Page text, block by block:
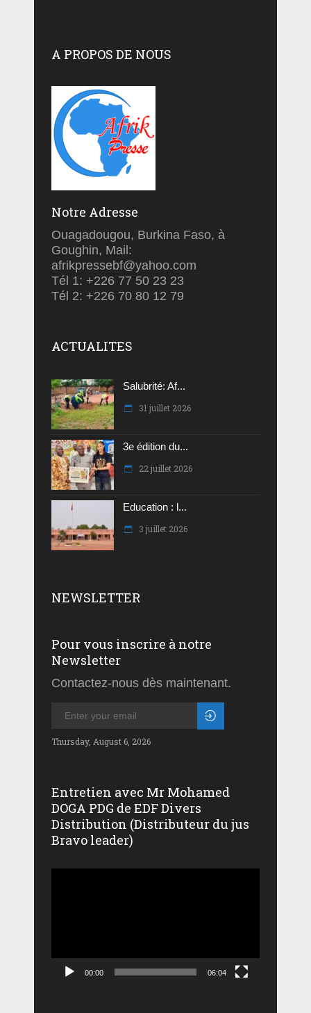
A PROPOS DE NOUS
Notre Adresse
Ouagadougou, Burkina Faso, à
Goughin, Mail:
afrikpressebf@yahoo.com
Tél 1: +226 77 50 23 23
Tél 2: +226 70 80 12 79
ACTUALITES
Salubrité: Af...
31 juillet 2026
3e édition du...
22 juillet 2026
Education : l...
3 juillet 2026
NEWSLETTER
Pour vous inscrire à notre
Newsletter
Contactez-nous dès maintenant.
Thursday, August 6, 2026
Entretien avec Mr Mohamed
DOGA PDG de EDF Divers
Distribution (Distributeur du jus
Bravo leader)
00:00 06:04